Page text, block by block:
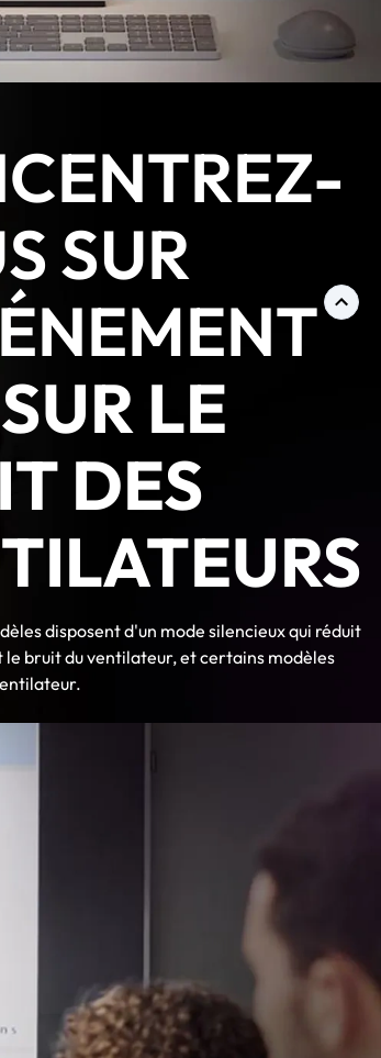
SUR
LE
DES
disposent d'un mode silencieux qui réduit
bruit du ventilateur, et certains modèles